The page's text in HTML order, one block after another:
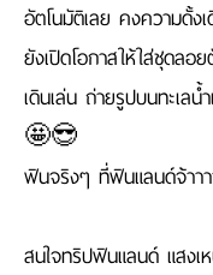
อัตโนมัติเลย คงความดั้
ยังเปิดโอกาสให้ใส่ชุดลอย
เดินเล่น ถ่ายรูปบนทะเลน้
🤩😎
ฟินจริงๆ ที่ฟินแลนด์จ้าา
สนใจทริปฟินแลนด์ แสงเ